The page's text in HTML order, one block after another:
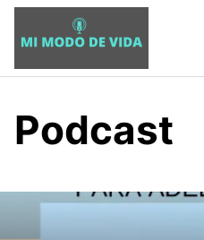
Skip
content
Podcast